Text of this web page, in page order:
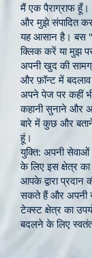
मैं एक पैराग्राफ
और मुझे संपादित
यह आसान है। बस
क्लिक करें या मुझ
अपनी खुद की
और फ़ॉन्ट में
अपने पेज पर कहीं
कहानी सुनाने और
बारे में कुछ और
हूं।
युक्ति: अपनी
के लिए इस क्षेत्र
आपके द्वारा प्रदान
सकते हैं और अपनी
टेक्स्ट क्षेत्र का
बदलने के लिए